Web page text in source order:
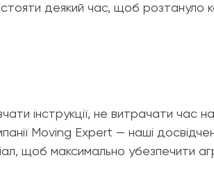
деякий час, щоб розтануло
інструкції, не витрачати час
Moving Expert — наші
щоб максимально убезпечити